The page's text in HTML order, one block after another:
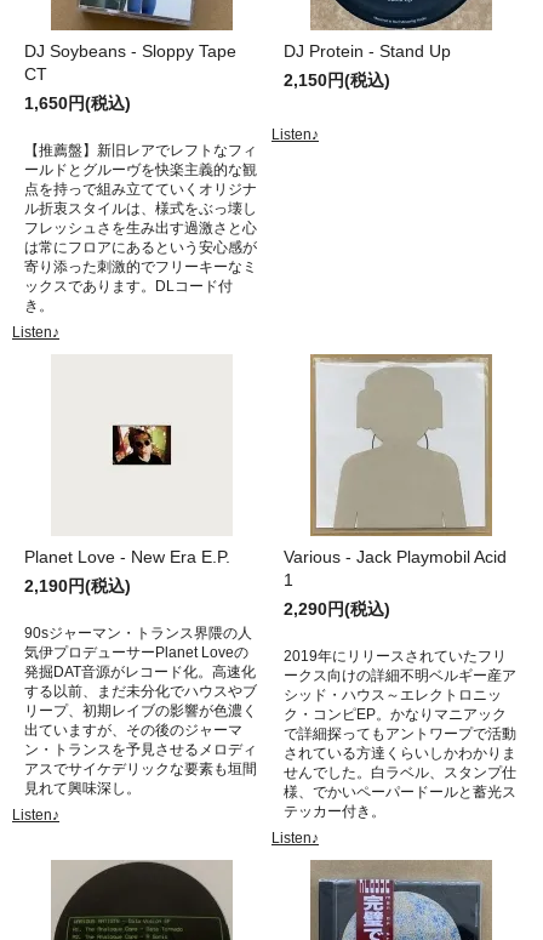
DJ Soybeans - Sloppy Tape
CT
1,650円(税込)
【推薦盤】新旧レアでレフトなフィ
ールドとグルーヴを快楽主義的な観
点を持っで組み立てていくオリジナ
ル折衷スタイルは、様式をぶっ壊し
フレッシュさを生み出す過激さと心
は常にフロアにあるという安心感が
寄り添った刺激的でフリーキーなミ
ックスであります。DLコード付
き。
Listen♪
DJ Protein - Stand Up
2,150円(税込)
Listen♪
Planet Love - New Era E.P.
2,190円(税込)
90sジャーマン・トランス界隈の人
気伊プロデューサーPlanet Loveの
発掘DAT音源がレコード化。高速化
する以前、まだ未分化でハウスやブ
リープ、初期レイブの影響が色濃く
出ていますが、その後のジャーマ
ン・トランスを予見させるメロディ
アスでサイケデリックな要素も垣間
見れて興味深し。
Listen♪
Various - Jack Playmobil Acid
1
2,290円(税込)
2019年にリリースされていたフリ
ークス向けの詳細不明ベルギー産ア
シッド・ハウス～エレクトロニッ
ク・コンピEP。かなりマニアック
で詳細探ってもアントワープで活動
されている方達くらいしかわかりま
せんでした。白ラベル、スタンプ仕
様、でかいペーパードールと蓄光ス
テッカー付き。
Listen♪